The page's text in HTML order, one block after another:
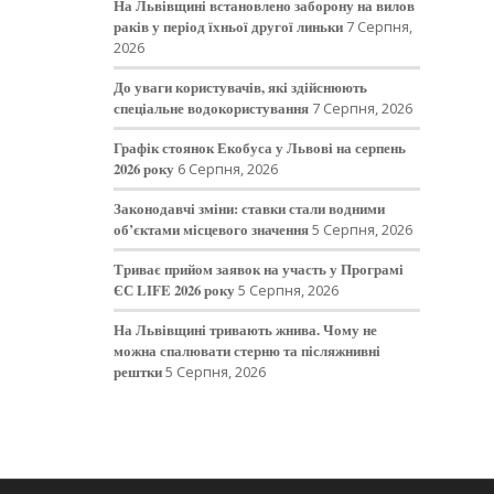
На Львівщині встановлено заборону на вилов
раків у період їхньої другої линьки 7 Серпня,
2026
До уваги користувачів, які здійснюють
спеціальне водокористування 7 Серпня, 2026
Графік стоянок Екобуса у Львові на серпень
2026 року 6 Серпня, 2026
Законодавчі зміни: ставки стали водними
об’єктами місцевого значення5 Серпня, 2026
Триває прийом заявок на участь у Програмі
ЄС LIFE 2026 року5 Серпня, 2026
На Львівщині тривають жнива. Чому не
можна спалювати стерню та післяжнивні
рештки5 Серпня, 2026